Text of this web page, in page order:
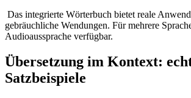
Das integrierte Wörterbuch bietet reale
gebräuchliche Wendungen. Für mehrere
Audioaussprache verfügbar.
Übersetzung im Kontext:
Satzbeispiele